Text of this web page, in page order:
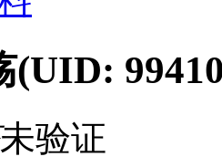
(UID:
未验证